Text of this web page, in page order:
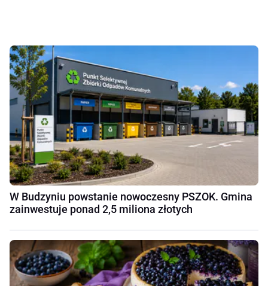
W Budzyniu powstanie nowoczesny PSZOK. Gmina
zainwestuje ponad 2,5 miliona złotych